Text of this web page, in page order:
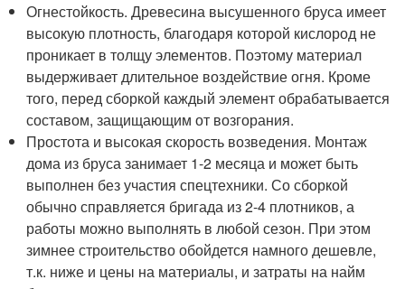
Огнестойкость. Древесина высушенного бруса имеет
высокую плотность, благодаря которой кислород не
проникает в толщу элементов. Поэтому материал
выдерживает длительное воздействие огня. Кроме
того, перед сборкой каждый элемент обрабатывается
составом, защищающим от возгорания.
Простота и высокая скорость возведения. Монтаж
дома из бруса занимает 1-2 месяца и может быть
выполнен без участия спецтехники. Со сборкой
обычно справляется бригада из 2-4 плотников, а
работы можно выполнять в любой сезон. При этом
зимнее строительство обойдется намного дешевле,
т.к. ниже и цены на материалы, и затраты на найм